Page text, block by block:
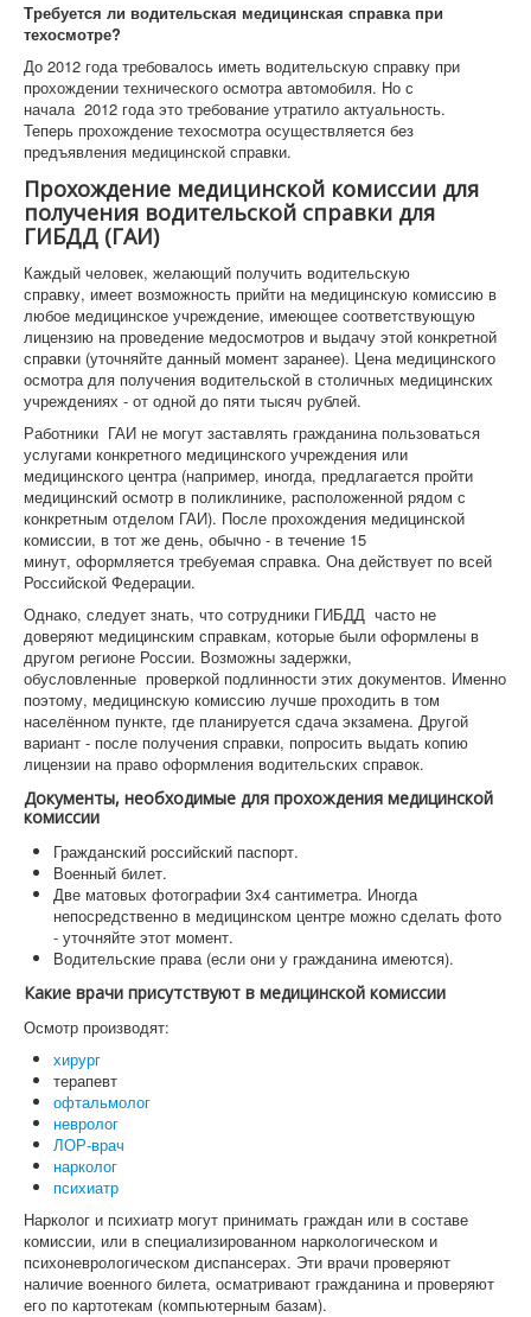
Требуется ли водительская медицинская справка при
техосмотре?
До 2012 года требовалось иметь водительскую справку при
прохождении технического осмотра автомобиля. Но с
начала 2012 года это требование утратило актуальность.
Теперь прохождение техосмотра осуществляется без
предъявления медицинской справки.
Прохождение медицинской комиссии для
получения водительской справки для
ГИБДД (ГАИ)
Каждый человек, желающий получить водительскую
справку, имеет возможность прийти на медицинскую комиссию в
любое медицинское учреждение, имеющее соответствующую
лицензию на проведение медосмотров и выдачу этой конкретной
справки (уточняйте данный момент заранее). Цена медицинского
осмотра для получения водительской в столичных медицинских
учреждениях - от одной до пяти тысяч рублей.
Работники ГАИ не могут заставлять гражданина пользоваться
услугами конкретного медицинского учреждения или
медицинского центра (например, иногда, предлагается пройти
медицинский осмотр в поликлинике, расположенной рядом с
конкретным отделом ГАИ). После прохождения медицинской
комиссии, в тот же день, обычно - в течение 15
минут, оформляется требуемая справка. Она действует по всей
Российской Федерации.
Однако, следует знать, что сотрудники ГИБДД часто не
доверяют медицинским справкам, которые были оформлены в
другом регионе России. Возможны задержки,
обусловленные проверкой подлинности этих документов. Именно
поэтому, медицинскую комиссию лучше проходить в том
населённом пункте, где планируется сдача экзамена. Другой
вариант - после получения справки, попросить выдать копию
лицензии на право оформления водительских справок.
Документы, необходимые для прохождения медицинской
комиссии
Гражданский российский паспорт.
Военный билет.
Две матовых фотографии 3х4 сантиметра. Иногда
непосредственно в медицинском центре можно сделать фото
- уточняйте этот момент.
Водительские права (если они у гражданина имеются).
Какие врачи присутствуют в медицинской комиссии
Осмотр производят:
хирург
терапевт
офтальмолог
невролог
ЛОР-врач
нарколог
психиатр
Нарколог и психиатр могут принимать граждан или в составе
комиссии, или в специализированном наркологическом и
психоневрологическом диспансерах. Эти врачи проверяют
наличие военного билета, осматривают гражданина и проверяют
его по картотекам (компьютерным базам).